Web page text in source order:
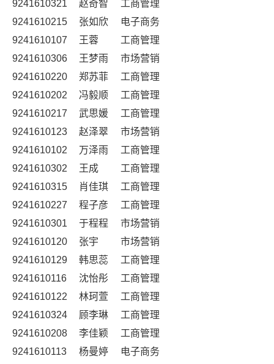
9241610321
赵奇智
工商管理
9241610215
张如欣
电子商务
9241610107
王蓉
工商管理
9241610306
王梦雨
市场营销
9241610220
郑苏菲
工商管理
9241610202
冯毅顺
工商管理
9241610217
武思媛
工商管理
9241610123
赵泽翠
市场营销
9241610102
万泽雨
工商管理
9241610302
王成
工商管理
9241610315
肖佳琪
工商管理
9241610227
程子彦
工商管理
9241610301
于程程
市场营销
9241610120
张宇
市场营销
9241610129
韩思蕊
工商管理
9241610116
沈怡彤
工商管理
9241610122
林珂萱
工商管理
9241610324
顾李琳
工商管理
9241610208
李佳颖
工商管理
9241610113
杨曼婷
电子商务